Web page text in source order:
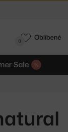
Sale
0 Oblíbené